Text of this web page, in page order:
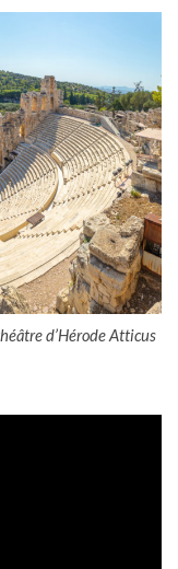
d’Hérode Atticus